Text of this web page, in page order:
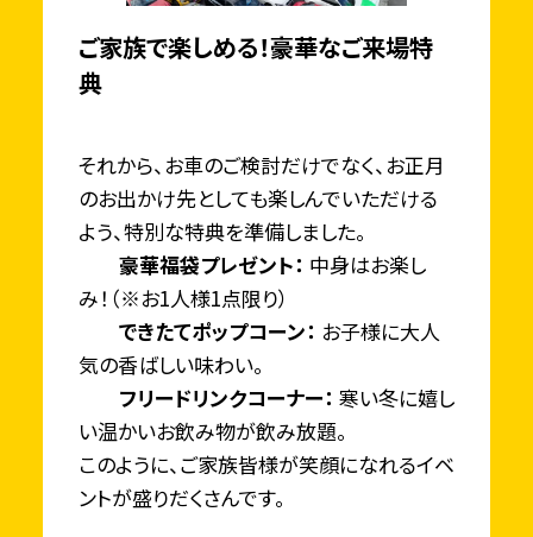
ご家族で楽しめる！豪華なご来場特
典
それから、お車のご検討だけでなく、お正月
のお出かけ先としても楽しんでいただける
よう、特別な特典を準備しました。
豪華福袋プレゼント： 中身はお楽し
み！（※お1人様1点限り）
できたてポップコーン： お子様に大人
気の香ばしい味わい。
フリードリンクコーナー： 寒い冬に嬉し
い温かいお飲み物が飲み放題。
このように、ご家族皆様が笑顔になれるイベ
ントが盛りだくさんです。